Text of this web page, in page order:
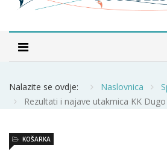
Nalazite se ovdje: Naslovnica
Rezultati i najave utakmica KK
KOŠARKA